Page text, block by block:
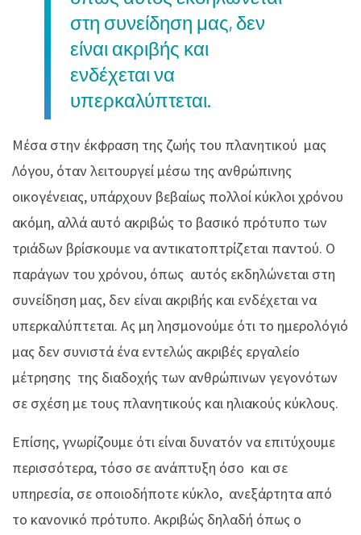
στη συνείδηση μας, δεν
είναι ακριβής και
ενδέχεται να
υπερκαλύπτεται.
Μέσα στην έκφραση της ζωής του πλανητικού μας
Λόγου, όταν λειτουργεί μέσω της ανθρώπινης
οικογένειας, υπάρχουν βεβαίως πολλοί κύκλοι χρόνου
ακόμη, αλλά αυτό ακριβώς το βασικό πρότυπο των
τριάδων βρίσκουμε να αντικατοπτρίζεται παντού. Ο
παράγων του χρόνου, όπως αυτός εκδηλώνεται στη
συνείδηση μας, δεν είναι ακριβής και ενδέχεται να
υπερκαλύπτεται. Ας μη λησμονούμε ότι το ημερολόγιό
μας δεν συνιστά ένα εντελώς ακριβές εργαλείο
μέτρησης της διαδοχής των ανθρώπινων γεγονότων
σε σχέση με τους πλανητικούς και ηλιακούς κύκλους.
Επίσης, γνωρίζουμε ότι είναι δυνατόν να επιτύχουμε
περισσότερα, τόσο σε ανάπτυξη όσο και σε
υπηρεσία, σε οποιοδήποτε κύκλο, ανεξάρτητα από
το κανονικό πρότυπο. Ακριβώς δηλαδή όπως ο